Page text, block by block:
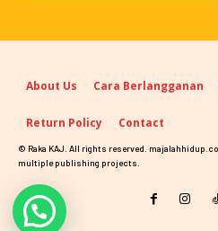
About Us Cara Berlangganan
Return Policy Contact
© Raka KAJ. All rights reserved.
multiple publishing projects.